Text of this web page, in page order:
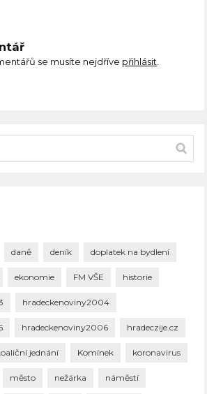
se musíte nejdříve přihlásit
daně deník doplatek na bydlení
ekonomie FM VŠE historie
hradeckenoviny2004
hradeckenoviny2006 hradeczije.cz
jednání Komínek koronavirus
město nežárka náměstí